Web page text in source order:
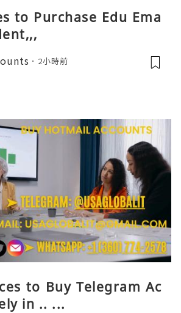
to Purchase Edu Ema
2小時前
to Buy Telegram Ac
in .. ...